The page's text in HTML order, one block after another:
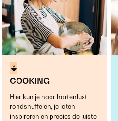
COOKING
Hier kun je naar hartenlust
rondsnuffelen, je laten
inspireren en precies de juiste